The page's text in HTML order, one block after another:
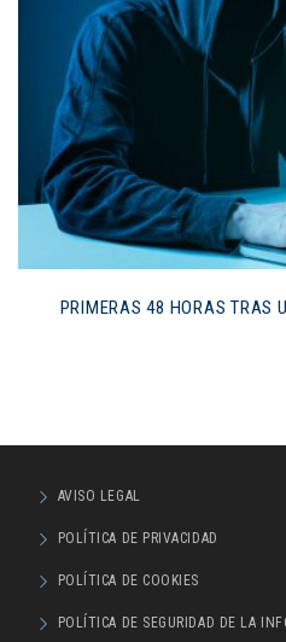
PRIMERAS 48 HORAS TRAS
AVISO LEGAL
POLÍTICA DE PRIVACIDAD
POLÍTICA DE COOKIES
POLÍTICA DE SEGURIDAD DE LA